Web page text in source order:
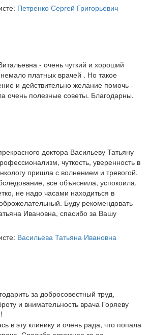
Петренко Сергей Григорьевич
- очень чуткий и хороший
платных врачей . Но такое
и действительно желание помочь -
очень полезные советы. Благодарны.
доктора Васильеву Татьяну
чуткость, уверенность в
пришла с волнением и тревогой.
все объяснила, успокоила.
не надо часами находиться в
Буду рекомендовать
Ивановна, спасибо за Вашу
Васильева Татьяна Ивановна
за добросовестный труд,
и внимательность врача Горяеву
в эту клинику и очень рада, что попала